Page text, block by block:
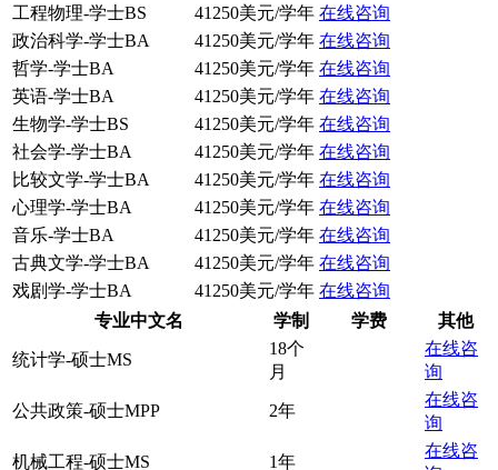
工程物理-学士BS
41250美元/学年 在线咨询
政治科学-学士BA
41250美元/学年 在线咨询
哲学-学士BA
41250美元/学年 在线咨询
英语-学士BA
41250美元/学年 在线咨询
生物学-学士BS
41250美元/学年 在线咨询
社会学-学士BA
41250美元/学年 在线咨询
比较文学-学士BA
41250美元/学年 在线咨询
心理学-学士BA
41250美元/学年 在线咨询
音乐-学士BA
41250美元/学年 在线咨询
古典文学-学士BA
41250美元/学年 在线咨询
戏剧学-学士BA
41250美元/学年 在线咨询
专业中文名
学制 学费 其他
统计学-硕士MS
18个
月
在线咨
询
公共政策-硕士MPP 2年
在线咨
询
机械工程-硕士MS 1年
在线咨